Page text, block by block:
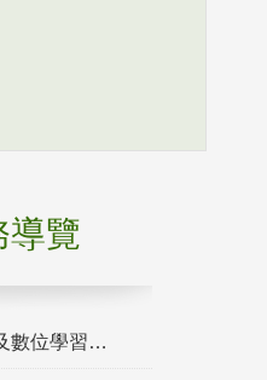
導覽
數位學習